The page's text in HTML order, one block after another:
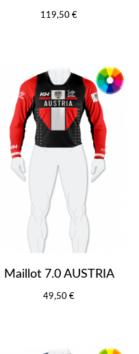
119,50 €
Maillot 7.0 AUSTRIA
49,50 €